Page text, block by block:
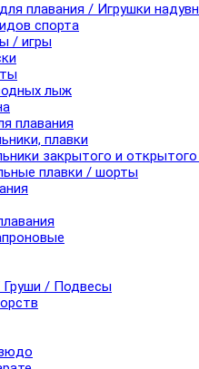
плавания / Игрушки
спорта
/ игры
лыж
плавания
плавки
закрытого и
плавки / шорты
Груши / Подвесы